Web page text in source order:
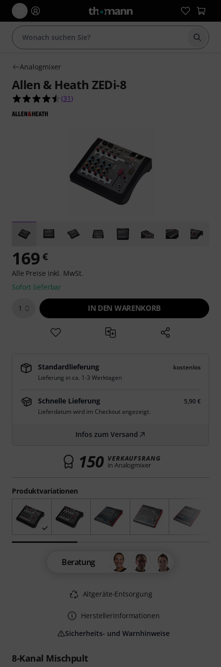
Suche
Analogmixer
Allen & Heath ZEDi-8
4.5 von 5 Sternen aus 31 Kundenbewertungen
(31 )
8-Kanal Mischpult
Produktvariationen
169 €
Alle Preise inkl. MwSt.
Sofort lieferbar
1 IN DEN WARENKORB
Standardlieferung
kostenlos
Lieferung in ca. 1-3 Werktagen
Schnelle Lieferung
5,90 €
Lieferdatum wird im Checkout angezeigt.
Infos zum Versand
150 VERKAUFSRANG
in Analogmixer
Beratung
Altgeräte-Entsorgung
Herstellerinformationen
Sicherheits- und Warnhinweise